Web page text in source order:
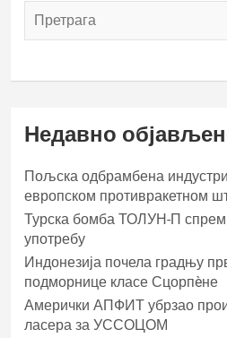
Недавно
Пољска одбрамбена
европском противракетном
Турска бомба ТОЛУН-П
употребу
Индонезија почела градњу
подморнице класе Сцорпèне
Амерички АПФИТ убрзао
ласера за УССОЦОМ